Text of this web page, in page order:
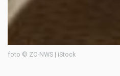
foto © ZO-NWS | iStock